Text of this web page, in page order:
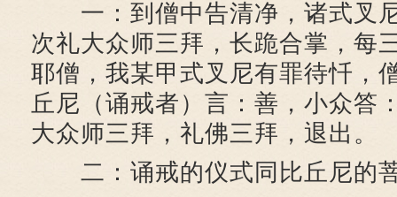
一：到僧中告清净，诸式叉
次礼大众师三拜，长跪合掌，每
耶僧，我某甲式叉尼有罪待忏，
丘尼（诵戒者）言：善，小众答
大众师三拜，礼佛三拜，退出。
二：诵戒的仪式同比丘尼的